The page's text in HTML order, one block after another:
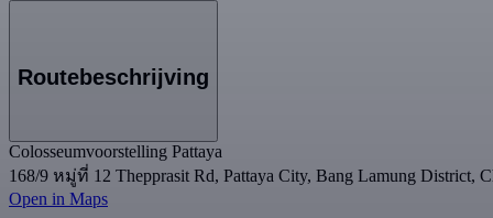
Routebeschrijving
Colosseumvoorstelling Pattaya
168/9 หมู่ที่ 12 Thepprasit Rd, Pattaya City, Bang Lamung District,
Open in Maps